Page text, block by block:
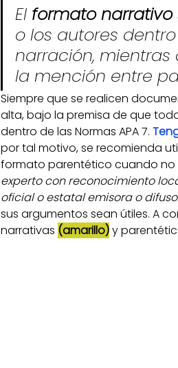
El formato narrativo
o los autores
narración, mientras
la mención entre
Siempre que se realicen
alta, bajo la premisa de que
dentro de las Normas APA 7.
por tal motivo, se recomienda
formato parentético cuando no
experto con reconocimiento
oficial o estatal emisora o
sus argumentos sean útiles. A
narrativas (amarillo) y